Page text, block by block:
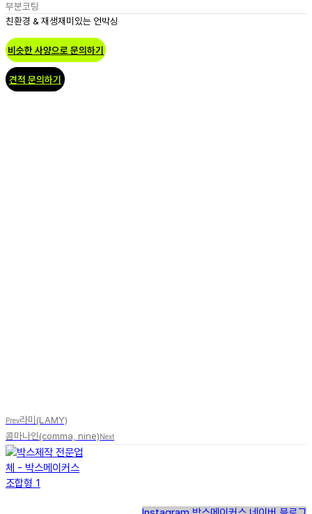
부분코팅
친환경 & 재생재미있는 언박싱
비슷한 사양으로 문의하기
견적 문의하기
Prev라미(LAMY)
콤마나인(comma, nine) Next